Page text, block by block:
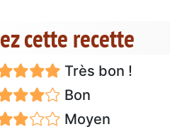
cette recette
Très bon !
Bon
Moyen